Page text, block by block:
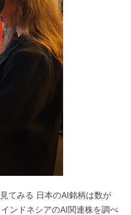
てみる 日本のAI銘柄は数が
ンドネシアのAI関連株を調べ